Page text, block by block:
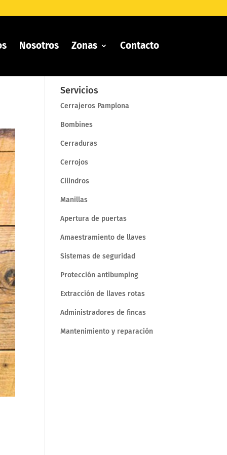
Nosotros Zonas Contacto
Servicios
Cerrajeros Pamplona
Bombines
Cerraduras
Cerrojos
Cilindros
Manillas
Apertura de puertas
Amaestramiento de llaves
Sistemas de seguridad
Protección antibumping
Extracción de llaves rotas
Administradores de fincas
Mantenimiento y reparación